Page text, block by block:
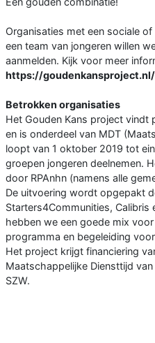
Organisaties met een sociale
een team van jongeren willen
aanmelden. Kijk voor meer
https://
Betrokken organisaties
Het Gouden Kans project
en is onderdeel van MDT
loopt van 1 oktober 2019 tot
groepen jongeren deelnemen.
door RPAnhn (namens alle
De uitvoering wordt opgepakt
Starters4Communities, Calibris
hebben we een goede mix
programma en begeleiding
Het project krijgt financiering
Maatschappelijke Diensttijd
SZW.